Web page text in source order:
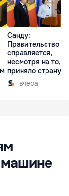
Санду:
Правительство
справляется,
несмотря на то,
приняло страну в
разгар кризиса
вчера
машине